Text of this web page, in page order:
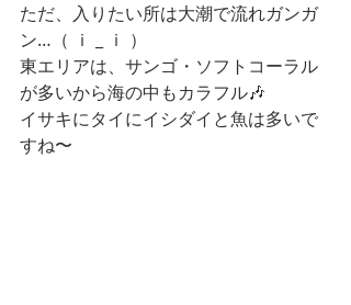
ただ、入りたい所は大潮で流れガンガ
ン…（ ｉ _ ｉ ）
東エリアは、サンゴ・ソフトコーラル
が多いから海の中もカラフル🎶
イサキにタイにイシダイと魚は多いで
すね〜